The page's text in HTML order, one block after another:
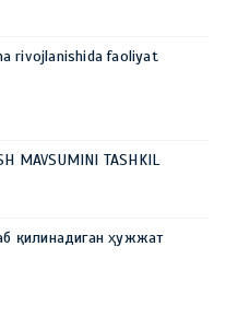
rivojlanishida faoliyat
MAVSUMINI TASHKIL
қилинадиган ҳужжат